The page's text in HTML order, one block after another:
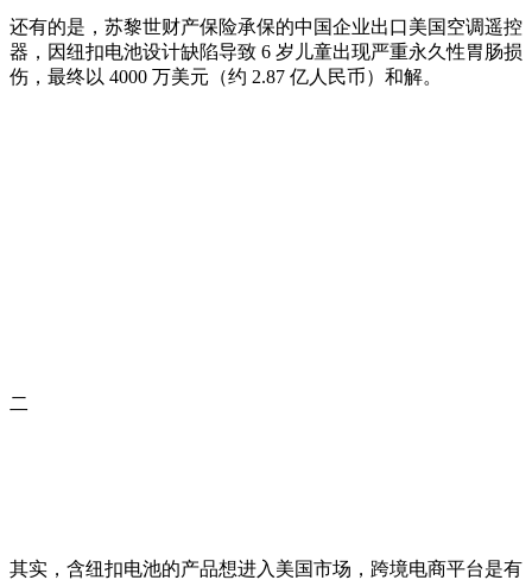
还有的是，苏黎世财产保险承保的中国企业出口美国空调遥控
器，因纽扣电池设计缺陷导致 6 岁儿童出现严重永久性胃肠损
伤，最终以 4000 万美元（约 2.87 亿人民币）和解。
二
其实，含纽扣电池的产品想进入美国市场，跨境电商平台是有